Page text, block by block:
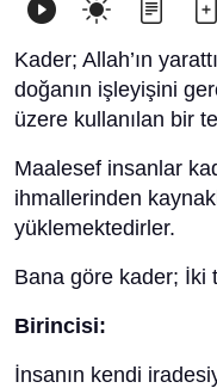
Kader; Allah’ın
doğanın işleyişini
üzere kullanılan bir
Maalesef insanlar
ihmallerinden
yüklemektedirler.
Bana göre kader; İki
Birincisi:
İnsanın kendi